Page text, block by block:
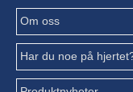
Om oss
Har du noe på